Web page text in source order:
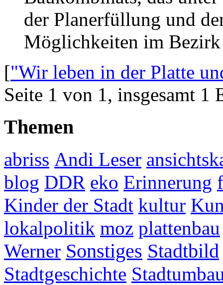
der Planerfüllung und
Möglichkeiten im
["Wir leben in der Platte
Seite 1 von 1, insgesamt 1
Themen
abriss Andi Leser
blog DDR eko Erinnerung
Kinder der Stadt kultur
lokalpolitik moz plattenbau
Werner Sonstiges Stadtbild
Stadtgeschichte